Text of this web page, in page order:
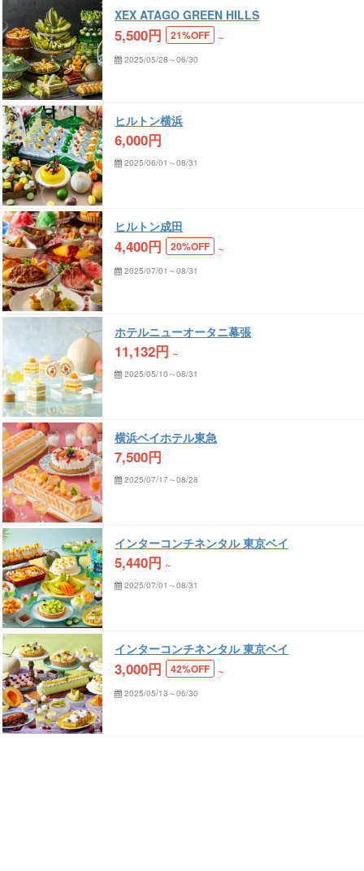
XEX ATAGO GREEN HILLS
5,500円 21%OFF
～
2025/05/28～06/30
ヒルトン横浜
6,000円
2025/06/01～08/31
ヒルトン成田
4,400円 20%OFF
～
2025/07/01～08/31
ホテルニューオータニ幕張
11,132円 ～
2025/05/10～08/31
横浜ベイホテル東急
7,500円
2025/07/17～08/28
インターコンチネンタル 東京ベイ
5,440円 ～
2025/07/01～08/31
インターコンチネンタル 東京ベイ
3,000円 42%OFF
～
2025/05/13～06/30